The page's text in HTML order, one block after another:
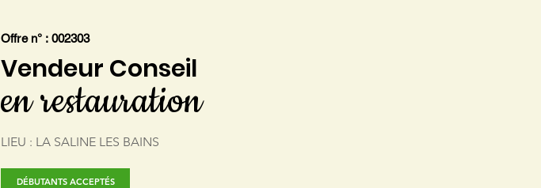
Offre n° : 002303
Vendeur Conseil
en restauration
LIEU : LA SALINE LES BAINS
DÉBUTANTS ACCEPTÉS